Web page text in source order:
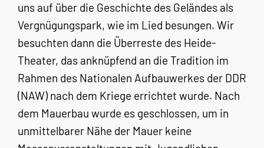
uns auf über die Geschichte des Geländes als
Vergnügungspark, wie im Lied besungen. Wir
besuchten dann die Überreste des Heide-
Theater, das anknüpfend an die Tradition im
Rahmen des Nationalen Aufbauwerkes der DDR
(NAW) nach dem Kriege errichtet wurde. Nach
dem Mauerbau wurde es geschlossen, um in
unmittelbarer Nähe der Mauer keine